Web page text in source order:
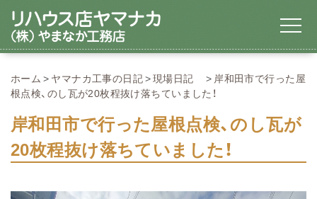
ホーム ヤマナカ工事の日記 現場日記
岸和田市で行った屋
根点検、のし瓦が20枚程抜け落ちていました！
岸和田市で行った屋根点検、のし瓦が
20枚程抜け落ちていました！